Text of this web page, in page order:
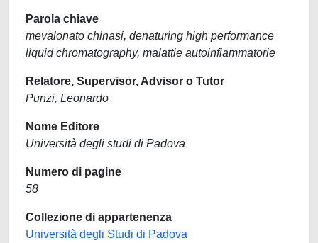
Parola chiave
mevalonato chinasi, denaturing high performance
liquid chromatography, malattie autoinfiammatorie
Relatore, Supervisor, Advisor o Tutor
Punzi, Leonardo
Nome Editore
Università degli studi di Padova
Numero di pagine
58
Collezione di appartenenza
Università degli Studi di Padova